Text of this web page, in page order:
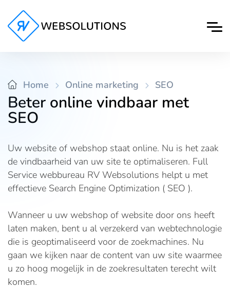
Home Online marketing SEO
Beter online vindbaar met
SEO
Uw website of webshop staat online. Nu is het zaak
de vindbaarheid van uw site te optimaliseren. Full
Service webbureau RV Websolutions helpt u met
effectieve Search Engine Optimization ( SEO ).
Wanneer u uw webshop of website door ons heeft
laten maken, bent u al verzekerd van webtechnologie
die is geoptimaliseerd voor de zoekmachines. Nu
gaan we kijken naar de content van uw site waarmee
u zo hoog mogelijk in de zoekresultaten terecht wilt
komen.